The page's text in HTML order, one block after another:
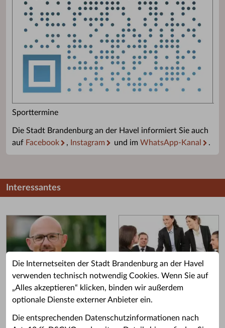
Die Internetseiten der Stadt Brandenburg an der Havel
verwenden technisch notwendig Cookies. Wenn Sie auf
„Alles akzeptieren“ klicken, binden wir außerdem
optionale Dienste externer Anbieter ein.
Die entsprechenden Datenschutzinformationen nach
Sporttermine
Die Stadt Brandenburg an der Havel informiert Sie auch
auf Facebook , Instagram und im WhatsApp-Kanal .
Interessantes
Grußwort des OB